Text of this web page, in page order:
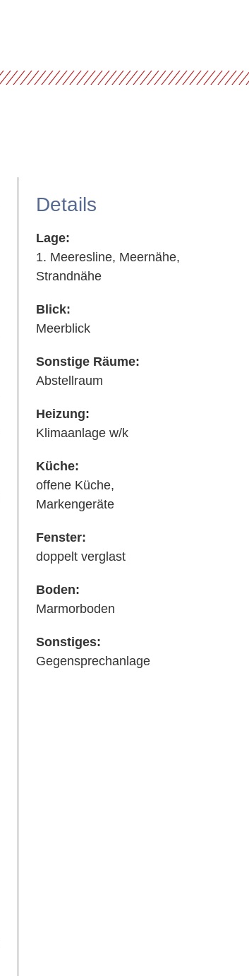
Details
Lage:
1. Meeresline, Meernähe,
Strandnähe
Blick:
Meerblick
Sonstige Räume:
Abstellraum
Heizung:
Klimaanlage w/k
Küche:
offene Küche,
Markengeräte
Fenster:
doppelt verglast
Boden:
Marmorboden
Sonstiges:
Gegensprechanlage